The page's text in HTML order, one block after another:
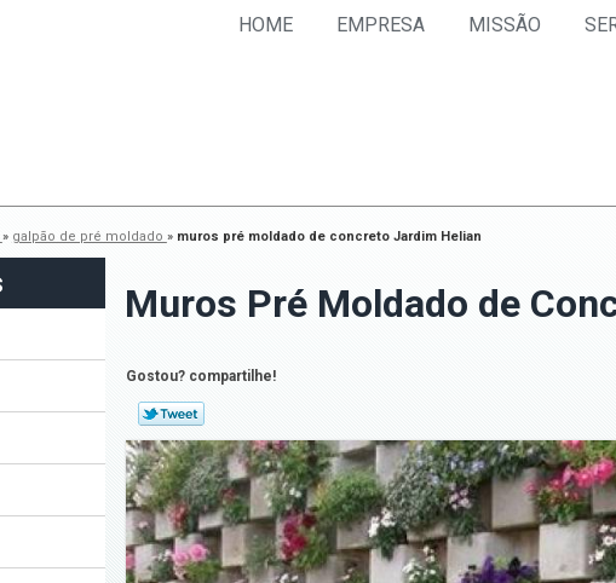
HOME EMPRESA MISSÃO
» galpão de pré moldado » muros pré moldado de concreto Jardim Helian
Muros Pré Moldado de
Gostou? compartilhe!